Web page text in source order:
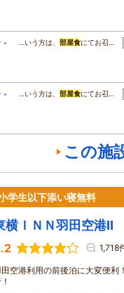
…いう方は、 部屋食にてお召…
…いう方は、 部屋食にてお召…
この施
学生以下添い寝無料
横ＩＮＮ羽田空港Ⅱ
1,718
空港利用の前後泊に大変便利